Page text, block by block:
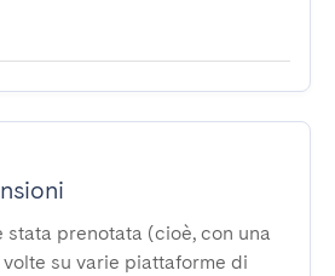
stata prenotata (cioè, con una
su varie piattaforme di